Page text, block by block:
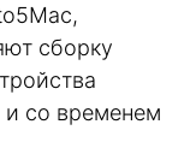
сборку
и со временем